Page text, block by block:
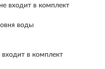
входит в комплект
воды
в комплект